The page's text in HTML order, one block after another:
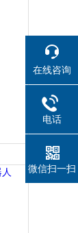
在线咨询
电话
微信扫一扫